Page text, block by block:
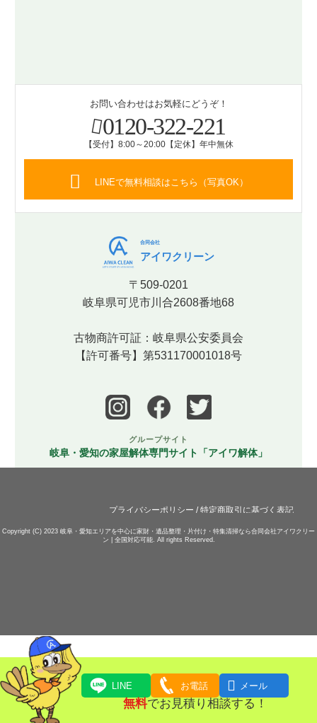
お問い合わせはお気軽にどうぞ！
0120-322-221
【受付】8:00～20:00【定休】年中無休
LINEで無料相談はこちら（写真OK）
合同会社
アイワクリーン
〒509-0201
岐阜県可児市川合2608番地68
古物商許可証：岐阜県公安委員会
【許可番号】第531170001018号
グループサイト
岐阜・愛知の家屋解体専門サイト「アイワ解体」
プライバシーポリシー /特定商取引に基づく表記
Copyright (C) 2023 岐阜・愛知エリアを中心に家財・遺品整理・片付け・特集清掃なら合同会社アイワクリー
ン | 全国対応可能. All rights Reserved.
LINE お電話  メール
無料でお見積り相談する！